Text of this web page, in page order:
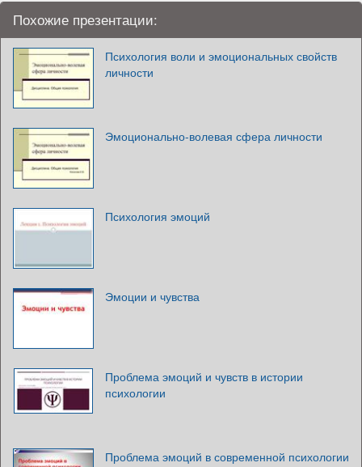
Похожие презентации:
Психология воли и эмоциональных свойств
личности
Эмоционально-волевая сфера личности
Психология эмоций
Эмоции и чувства
Проблема эмоций и чувств в истории
психологии
Проблема эмоций в современной психологии